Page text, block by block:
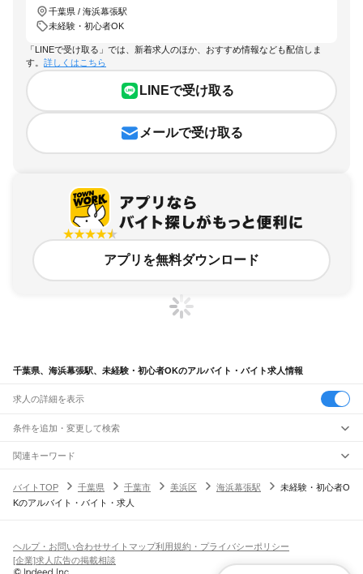
千葉県 / 海浜幕張駅
未経験・初心者OK
「LINEで受け取る」では、新着求人のほか、おすすめ情報なども配信しま
す。 詳しくはこちら
LINEで受け取る
メールで受け取る
アプリを無料ダウンロード
千葉県、海浜幕張駅、未経験・初心者OKのアルバイト・バイト求人情報
求人の詳細を表示
条件を追加・変更して検索
市区町村を追加・変更
千葉県すべて
千葉市 すべて
旭市習志野市柏市勝浦市市原市流山市八千代市我孫子市鴨川市鎌ケ谷市
君津市富津市浦安市 印西市白井市富里市南房総市
駅を追加・変更
JR中央・総武線
市川駅本八幡駅下総中山駅 津田沼駅
幕張駅
職種を追加・変更
飲食・フードサービスすべて
ホールスタッフキッチンスタッフ
パン屋（ベーカリー）
バー（BAR）・バーテンダー
人気
雇用形態を追加・変更
関連キーワード
バイトTOP
千葉県 千葉市 美浜区 海浜幕張駅
未経験・初心者O
Kのアルバイト・バイト・求人
ヘルプ・お問い合わせサイトマップ利用規約・プライバシーポリシー
[企業]求人広告の掲載相談